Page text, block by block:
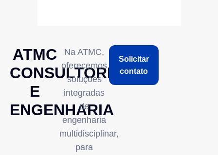
ATMC
CONSULTORIA
E
ENGENHARIA
Na ATMC,
oferecemos
soluções
integradas
de
engenharia
multidisciplinar,
para
Solicitar
contato